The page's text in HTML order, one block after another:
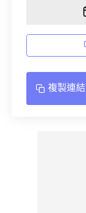
複製連結